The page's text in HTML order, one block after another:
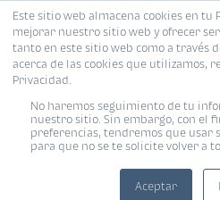
Este sitio web almacena cookies en tu
mejorar nuestro sitio web y ofrecer
tanto en este sitio web como a través
acerca de las cookies que utilizamos,
Privacidad.
No haremos seguimiento de tu
nuestro sitio. Sin embargo, con el
preferencias, tendremos que usar
para que no se te solicite volver a
Aceptar